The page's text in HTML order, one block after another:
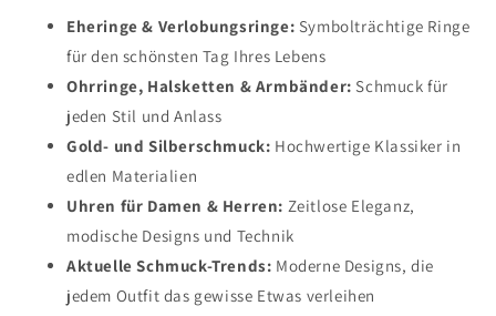
Eheringe & Verlobungsringe: Symbolträchtige Ringe
für den schönsten Tag Ihres Lebens
Ohrringe, Halsketten & Armbänder: Schmuck für
jeden Stil und Anlass
Gold- und Silberschmuck: Hochwertige Klassiker in
edlen Materialien
Uhren für Damen & Herren: Zeitlose Eleganz,
modische Designs und Technik
Aktuelle Schmuck-Trends: Moderne Designs, die
jedem Outfit das gewisse Etwas verleihen